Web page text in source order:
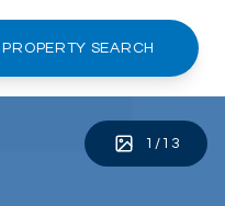
PROPERTY SEARCH
1 / 13